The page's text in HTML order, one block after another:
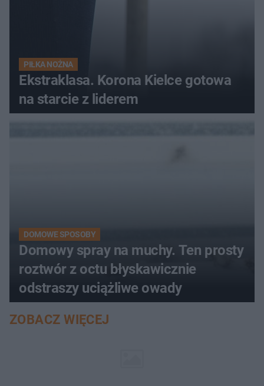
PIŁKA NOŻNA
Ekstraklasa. Korona Kielce gotowa
na starcie z liderem
DOMOWE SPOSOBY
Domowy spray na muchy. Ten prosty
roztwór z octu błyskawicznie
odstraszy uciążliwe owady
ZOBACZ WIĘCEJ